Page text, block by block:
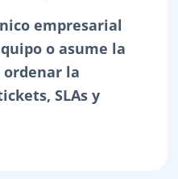
empresarial
o asume la
ordenar la
SLAs y